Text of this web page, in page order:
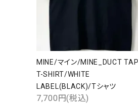
MINE/マイン/MINE_DUCT
T-SHIRT/WHITE
LABEL(BLACK)/Tシャツ
7,700円(税込)